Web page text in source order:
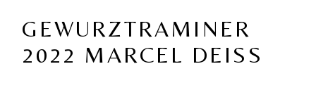
GEWURZTRAMINER
2022 MARCEL DEISS